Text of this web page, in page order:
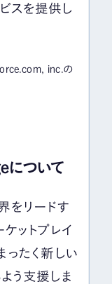
スを提供し
inc.の
ついて
をリードす
ットプレイ
ったく新しい
う支援しま